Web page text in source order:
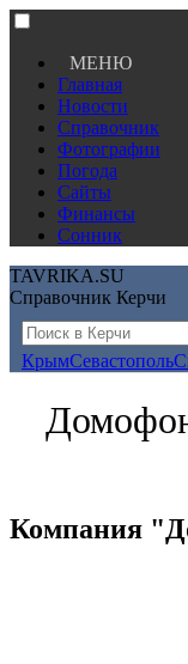
МЕНЮ
Главная
Новости
Справочник
Фотографии
Погода
Сайты
Финансы
Сонник
TAVRIKA.SU
Справочник Керчи
КрымСевастополь
Компания